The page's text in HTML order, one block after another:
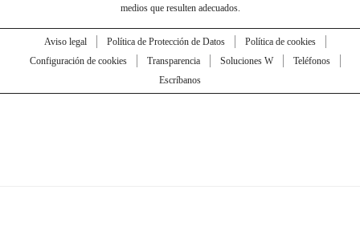
medios que resulten adecuados.
Aviso legal Política de Protección de Datos
Política de cookies
Configuración de cookies
Transparencia Soluciones W
Teléfonos
Escríbanos